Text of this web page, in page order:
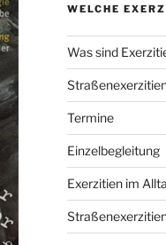
WELCHE
Was sind
Termine
Einzelbegleitung
Exerzitien im